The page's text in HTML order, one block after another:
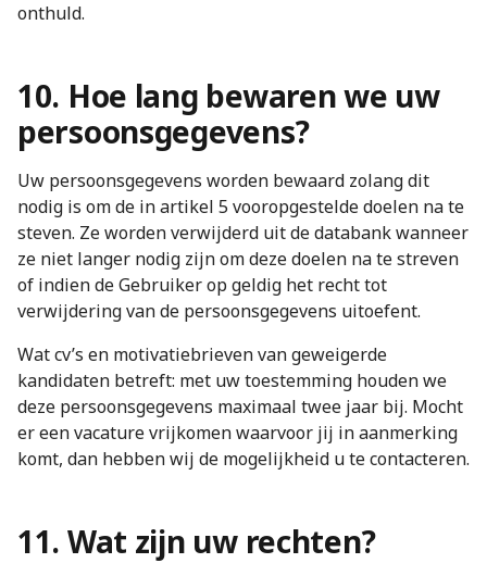
onthuld.
10. Hoe lang bewaren we uw
persoonsgegevens?
Uw persoonsgegevens worden bewaard zolang dit
nodig is om de in artikel 5 vooropgestelde doelen na te
steven. Ze worden verwijderd uit de databank wanneer
ze niet langer nodig zijn om deze doelen na te streven
of indien de Gebruiker op geldig het recht tot
verwijdering van de persoonsgegevens uitoefent.
Wat cv’s en motivatiebrieven van geweigerde
kandidaten betreft: met uw toestemming houden we
deze persoonsgegevens maximaal twee jaar bij. Mocht
er een vacature vrijkomen waarvoor jij in aanmerking
komt, dan hebben wij de mogelijkheid u te contacteren.
11. Wat zijn uw rechten?